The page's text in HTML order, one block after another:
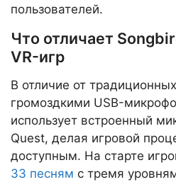
пользователей.
Что отличает
VR-игр
В отличие от
громоздкими USB-
использует встроенный
Quest, делая игровой
доступным. На старте
33 песням с тремя